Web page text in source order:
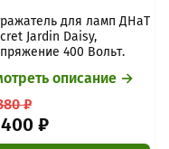
для ламп ДНаТ
Jardin Daisy,
400 Вольт.
описание →
₽
₽